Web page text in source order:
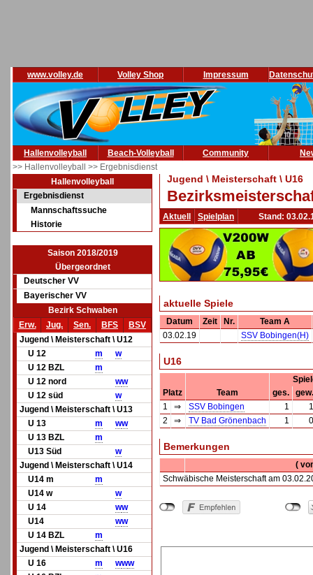
www.volley.de Volley Shop Impressum
Hallenvolleyball Beach-Volleyball Community
>> Hallenvolleyball >> Ergebnisdienst
Hallenvolleyball
Ergebnisdienst
Mannschaftssuche
Historie
Saison 2018/2019
Übergeordnet
Deutscher VV
Bayerischer VV
Bezirk Schwaben
Erw.
Jug. Sen. BFS
BSV
Jugend \ Meisterschaft \ U12
U 12
m
w
U 12 BZL
m
U 12 nord
ww
U 12 süd
w
Jugend \ Meisterschaft \ U13
U 13
m ww
U 13 BZL
m
U13 Süd
w
Jugend \ Meisterschaft \ U14
U14 m
m
U14 w
w
U 14
ww
U14
ww
U 14 BZL
m
Jugend \ Meisterschaft \ U16
U 16
m www
Jugend \ Meisterschaft \ U16
Aktuell Spielplan Stand:
aktuelle Spiele
Datum Zeit Nr.
Team A
03.02.19
SSV Bobingen(H)
U16
Platz
Team ges.
gew.
1
⇒ SSV Bobingen 1
1
2
⇒ TV Bad Grönenbach 1 0
Bemerkungen
(
Schwäbische Meisterschaft am